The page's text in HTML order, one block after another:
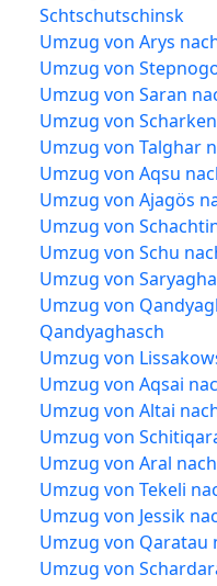
Schtschutschinsk
Umzug von Arys
Umzug von
Umzug von Saran
Umzug von
Umzug von Talghar
Umzug von Aqsu
Umzug von Ajagös
Umzug von
Umzug von Schu
Umzug von
Umzug von
Qandyaghasch
Umzug von
Umzug von Aqsai
Umzug von Altai
Umzug von
Umzug von Aral
Umzug von Tekeli
Umzug von Jessik
Umzug von Qaratau
Umzug von